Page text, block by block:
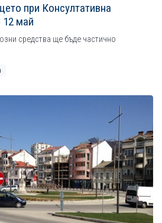
при Консултативна
12 май
средства ще бъде частично